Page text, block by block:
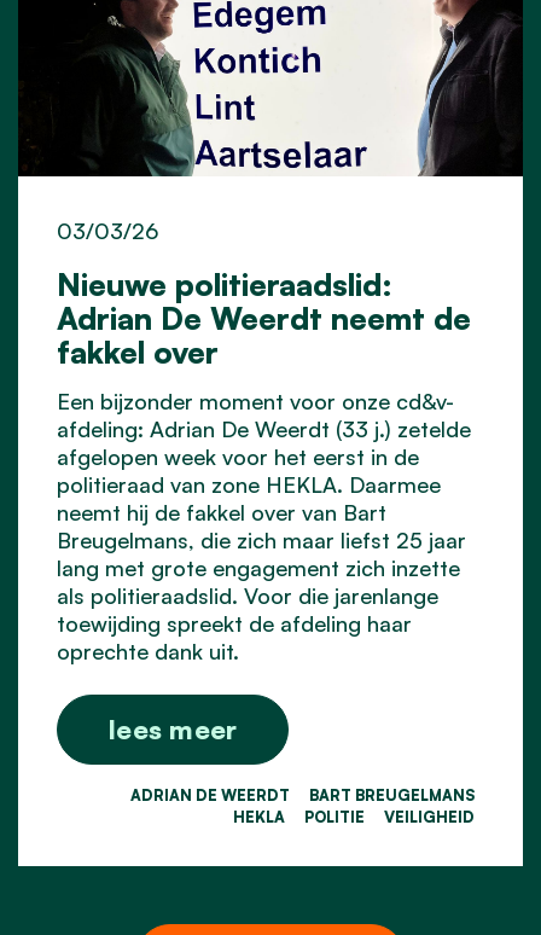
Nieuwe politieraadslid:
Adrian De Weerdt neemt de
fakkel over
03/03/26
Een bijzonder moment voor onze cd&v-
afdeling: Adrian De Weerdt (33 j.) zetelde
afgelopen week voor het eerst in de
politieraad van zone HEKLA. Daarmee
neemt hij de fakkel over van Bart
Breugelmans, die zich maar liefst 25 jaar
lang met grote engagement zich inzette
als politieraadslid. Voor die jarenlange
toewijding spreekt de afdeling haar
oprechte dank uit.
lees meer
ADRIAN DE WEERDT
BART BREUGELMANS
HEKLA
POLITIE VEILIGHEID